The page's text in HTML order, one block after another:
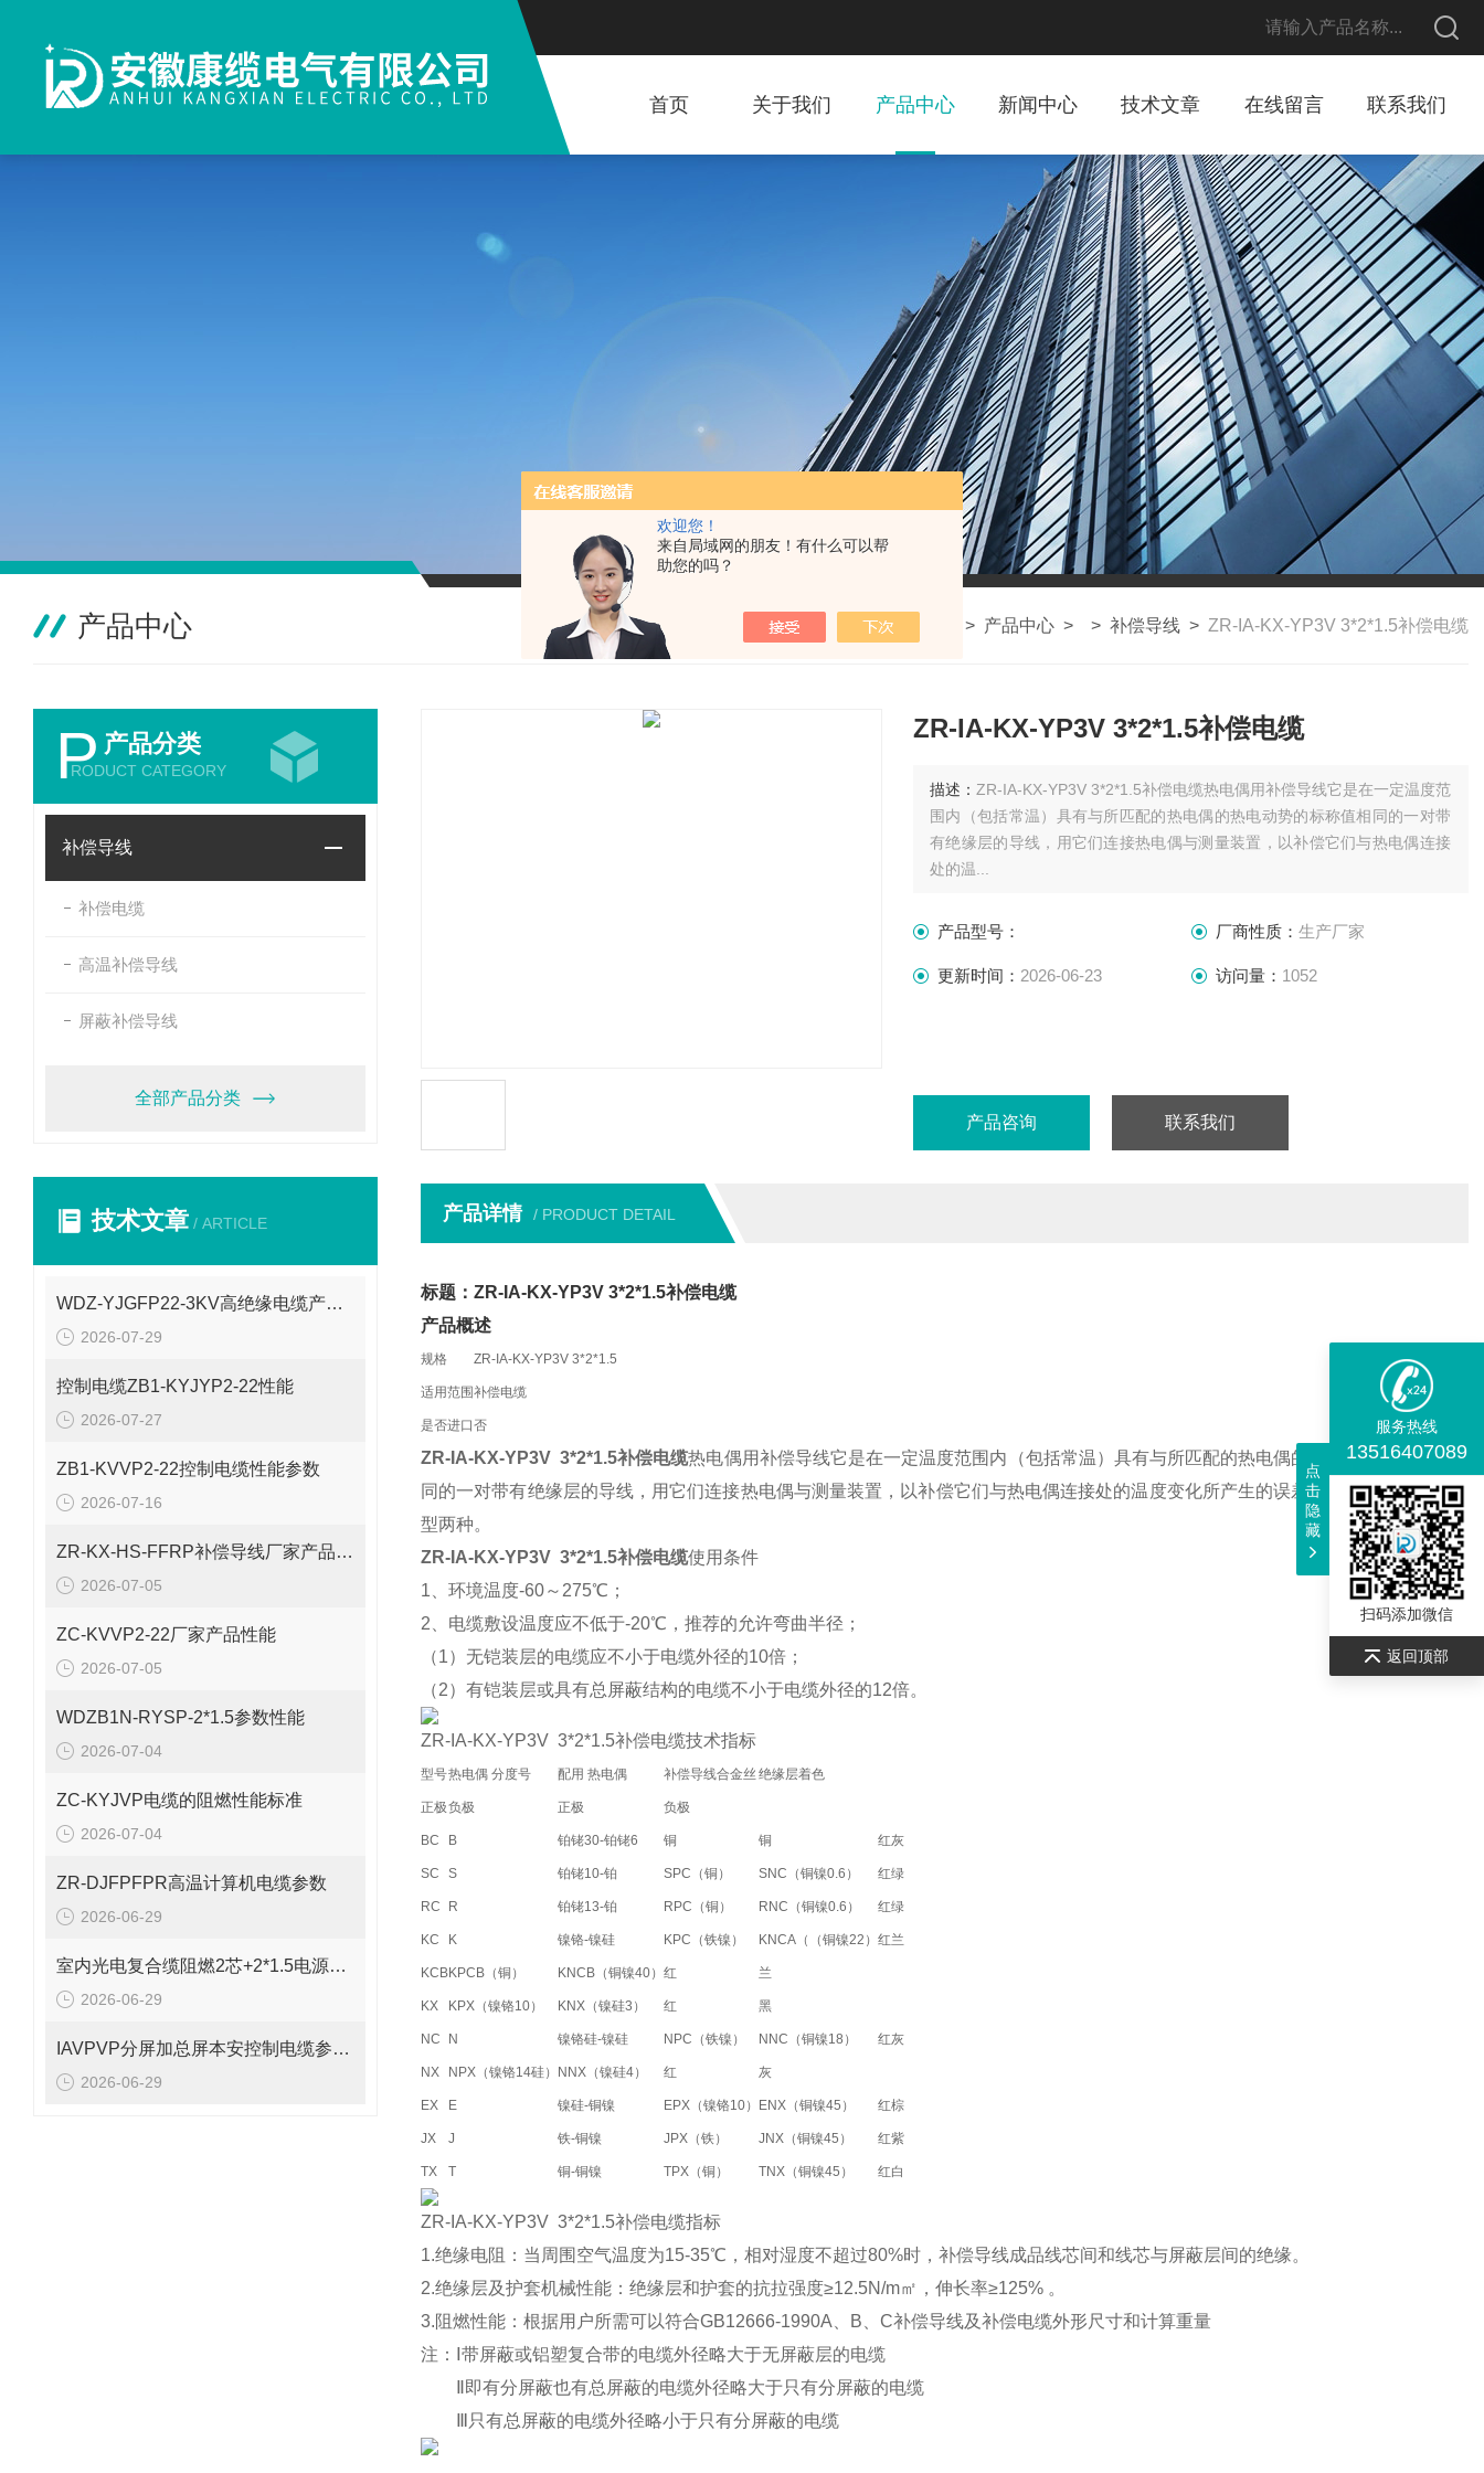
欢迎您！
来自局域网的朋友！有什么可以帮
助您的吗？
首页 关于我们 产品中心 新闻中心 技术文章 在线留言 联系我们
产品中心 我的位置： > 产品中心 > > 补偿导线 > ZR-IA-KX-YP3V 3*2*1.5补偿电缆
P 产品分类
RODUCT CATEGORY
补偿导线
补偿电缆
高温补偿导线
屏蔽补偿导线
全部产品分类
技术文章 / ARTICLE
WDZ-YJGFP22-3KV高绝缘电缆产品介绍
2026-07-29
控制电缆ZB1-KYJYP2-22性能
2026-07-27
ZB1-KVVP2-22控制电缆性能参数
2026-07-16
ZR-KX-HS-FFRP补偿导线厂家产品性能
2026-07-05
ZC-KVVP2-22厂家产品性能
2026-07-05
WDZB1N-RYSP-2*1.5参数性能
2026-07-04
ZC-KYJVP电缆的阻燃性能标准
2026-07-04
ZR-DJFPFPR高温计算机电缆参数
2026-06-29
室内光电复合缆阻燃2芯+2*1.5电源线参数
2026-06-29
IAVPVP分屏加总屏本安控制电缆参数表
2026-06-29
ZR-IA-KX-YP3V 3*2*1.5补偿电缆
描述： ZR-IA-KX-YP3V 3*2*1.5补偿电缆热电偶用补偿导线它是在一定温度范
围内（包括常温）具有与所匹配的热电偶的热电动势的标称值相同的一对带
有绝缘层的导线，用它们连接热电偶与测量装置，以补偿它们与热电偶连接
处的温...
产品型号： 厂商性质： 生产厂家
更新时间： 2026-06-23 访问量： 1052
产品咨询 联系我们
产品详情 / PRODUCT DETAIL
标题：ZR-IA-KX-YP3V 3*2*1.5补偿电缆
产品概述
规格 ZR-IA-KX-YP3V 3*2*1.5
适用范围补偿电缆
是否进口否
ZR-IA-KX-YP3V 3*2*1.5补偿电缆热电偶用补偿导线它是在一定温度范围内（包括常温）具有与所匹配的热电偶的热电动势的标称值相
同的一对带有绝缘层的导线，用它们连接热电偶与测量装置，以补偿它们与热电偶连接处的温度变化所产生的误差。分为延长型和补偿
型两种。
ZR-IA-KX-YP3V 3*2*1.5补偿电缆使用条件
1、环境温度-60～275℃；
2、电缆敷设温度应不低于-20℃，推荐的允许弯曲半径；
（1）无铠装层的电缆应不小于电缆外径的10倍；
（2）有铠装层或具有总屏蔽结构的电缆不小于电缆外径的12倍。
ZR-IA-KX-YP3V 3*2*1.5补偿电缆技术指标
型号热电偶 分度号 配用 热电偶 补偿导线合金丝 绝缘层着色
正极负极 正极 负极
BC B 铂铑30-铂铑6 铜 铜 红灰
SC S 铂铑10-铂 SPC（铜） SNC（铜镍0.6） 红绿
RC R 铂铑13-铂 RPC（铜） RNC（铜镍0.6） 红绿
KC K 镍铬-镍硅 KPC（铁镍） KNCA（（铜镍22） 红兰
KCBKPCB（铜） KNCB（铜镍40） 红 兰
KX KPX（镍铬10） KNX（镍硅3） 红 黑
NC N 镍铬硅-镍硅 NPC（铁镍） NNC（铜镍18） 红灰
NX NPX（镍铬14硅） NNX（镍硅4） 红 灰
EX E 镍硅-铜镍 EPX（镍铬10） ENX（铜镍45） 红棕
JX J 铁-铜镍 JPX（铁） JNX（铜镍45） 红紫
TX T 铜-铜镍 TPX（铜） TNX（铜镍45） 红白
ZR-IA-KX-YP3V 3*2*1.5补偿电缆指标
1.绝缘电阻：当周围空气温度为15-35℃，相对湿度不超过80%时，补偿导线成品线芯间和线芯与屏蔽层间的绝缘。
2.绝缘层及护套机械性能：绝缘层和护套的抗拉强度≥12.5N/m㎡，伸长率≥125% 。
3.阻燃性能：根据用户所需可以符合GB12666-1990A、B、C补偿导线及补偿电缆外形尺寸和计算重量
注：Ⅰ带屏蔽或铝塑复合带的电缆外径略大于无屏蔽层的电缆
Ⅱ即有分屏蔽也有总屏蔽的电缆外径略大于只有分屏蔽的电缆
Ⅲ只有总屏蔽的电缆外径略小于只有分屏蔽的电缆
服务热线
13516407089
扫码添加微信
返回顶部
点
击
隐
藏